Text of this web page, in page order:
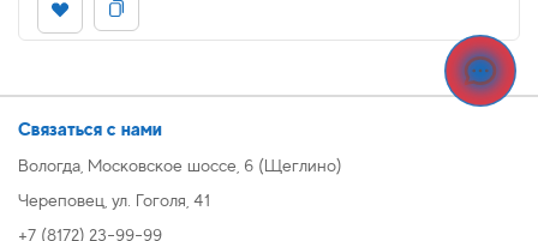
Связаться с нами
Вологда, Московское шоссе, 6 (Щеглино)
Череповец, ул. Гоголя, 41
+7 (8172) 23-99-99